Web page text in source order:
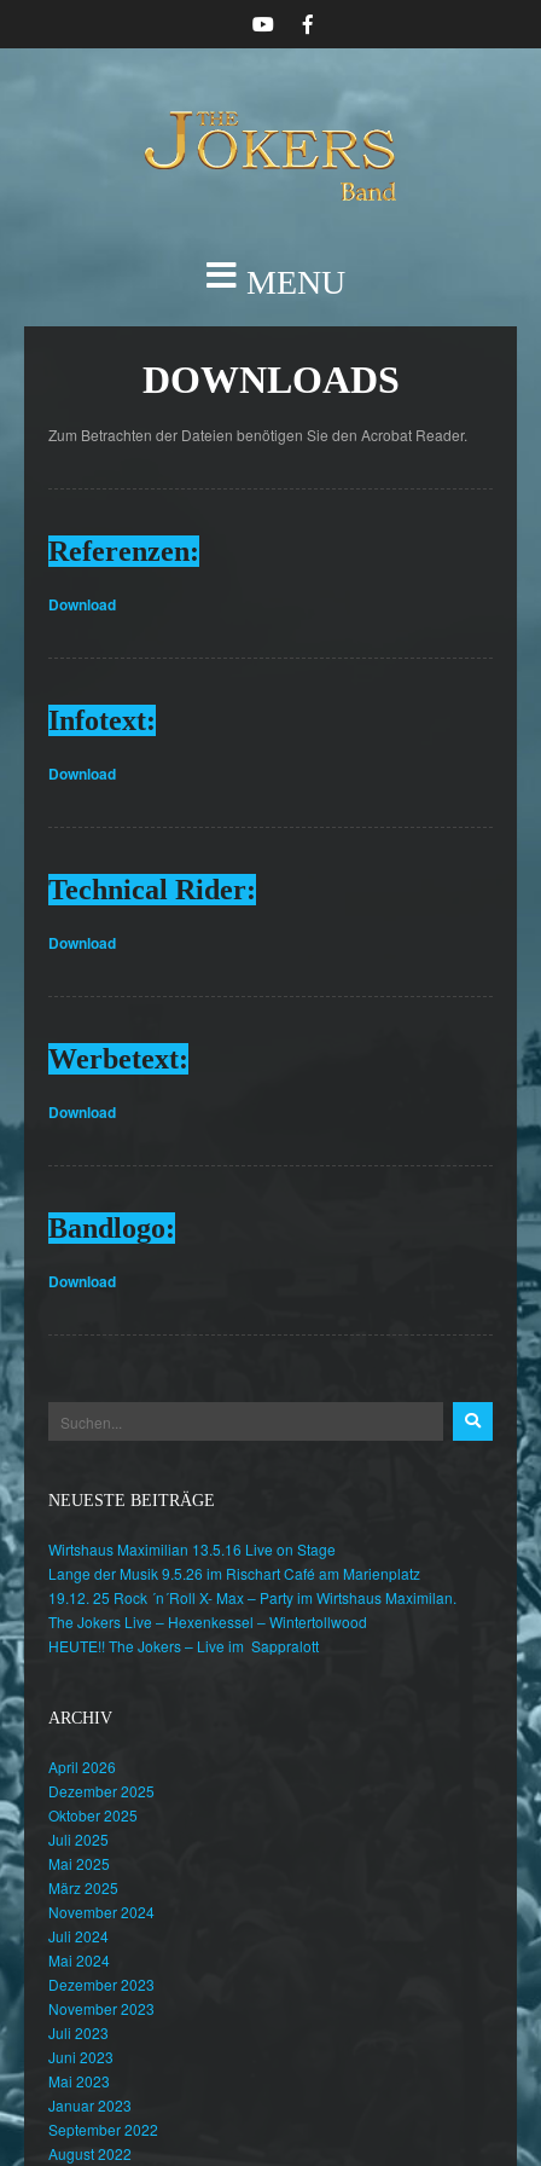
MENU
DOWNLOADS
Zum Betrachten der Dateien benötigen Sie den Acrobat Reader.
Referenzen:
Download
Infotext:
Download
Technical Rider:
Download
Werbetext:
Download
Bandlogo:
Download
NEUESTE BEITRÄGE
Wirtshaus Maximilian 13.5.16 Live on Stage
Lange der Musik 9.5.26 im Rischart Café am Marienplatz
19.12. 25 Rock ´n´Roll X- Max – Party im Wirtshaus Maximilan.
The Jokers Live – Hexenkessel – Wintertollwood
HEUTE!! The Jokers – Live im Sappralott
ARCHIV
April 2026
Dezember 2025
Oktober 2025
Juli 2025
Mai 2025
März 2025
November 2024
Juli 2024
Mai 2024
Dezember 2023
November 2023
Juli 2023
Juni 2023
Mai 2023
Januar 2023
September 2022
August 2022